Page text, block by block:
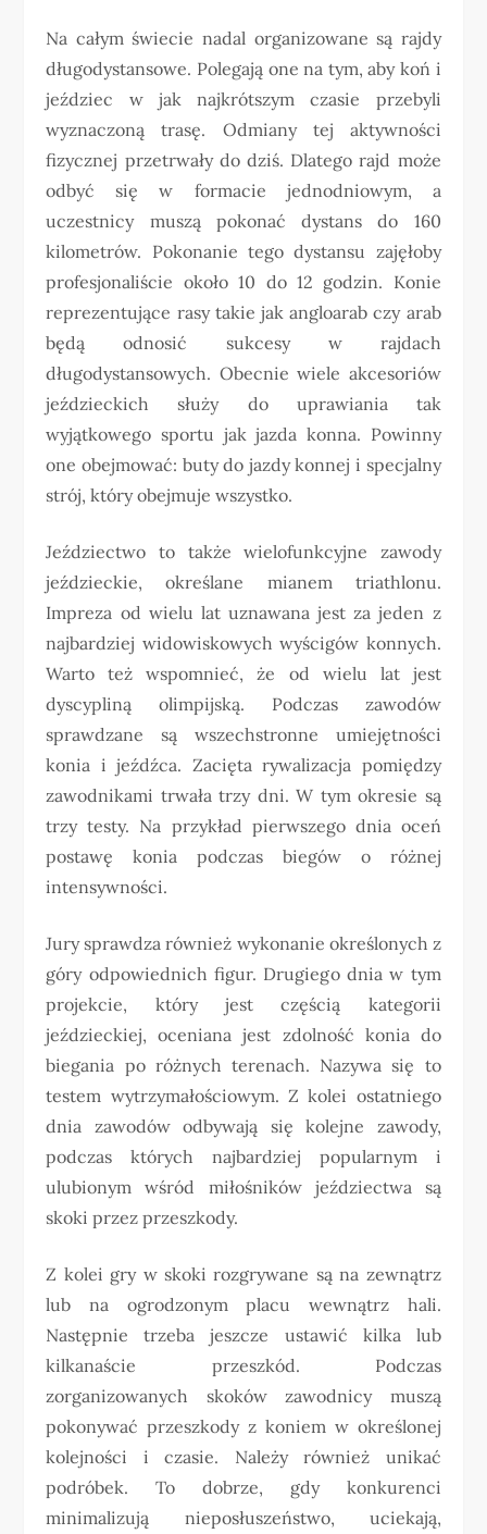
Na całym świecie nadal organizowane są rajdy
długodystansowe. Polegają one na tym, aby koń i
jeździec w jak najkrótszym czasie przebyli
wyznaczoną trasę. Odmiany tej aktywności
fizycznej przetrwały do ​​dziś. Dlatego rajd może
odbyć się w formacie jednodniowym, a
uczestnicy muszą pokonać dystans do 160
kilometrów. Pokonanie tego dystansu zajęłoby
profesjonaliście około 10 do 12 godzin. Konie
reprezentujące rasy takie jak angloarab czy arab
będą odnosić sukcesy w rajdach
długodystansowych. Obecnie wiele akcesoriów
jeździeckich służy do uprawiania tak
wyjątkowego sportu jak jazda konna. Powinny
one obejmować: buty do jazdy konnej i specjalny
strój, który obejmuje wszystko.
Jeździectwo to także wielofunkcyjne zawody
jeździeckie, określane mianem triathlonu.
Impreza od wielu lat uznawana jest za jeden z
najbardziej widowiskowych wyścigów konnych.
Warto też wspomnieć, że od wielu lat jest
dyscypliną olimpijską. Podczas zawodów
sprawdzane są wszechstronne umiejętności
konia i jeźdźca. Zacięta rywalizacja pomiędzy
zawodnikami trwała trzy dni. W tym okresie są
trzy testy. Na przykład pierwszego dnia oceń
postawę konia podczas biegów o różnej
intensywności.
Jury sprawdza również wykonanie określonych z
góry odpowiednich figur. Drugiego dnia w tym
projekcie, który jest częścią kategorii
jeździeckiej, oceniana jest zdolność konia do
biegania po różnych terenach. Nazywa się to
testem wytrzymałościowym. Z kolei ostatniego
dnia zawodów odbywają się kolejne zawody,
podczas których najbardziej popularnym i
ulubionym wśród miłośników jeździectwa są
skoki przez przeszkody.
Z kolei gry w skoki rozgrywane są na zewnątrz
lub na ogrodzonym placu wewnątrz hali.
Następnie trzeba jeszcze ustawić kilka lub
kilkanaście przeszkód. Podczas
zorganizowanych skoków zawodnicy muszą
pokonywać przeszkody z koniem w określonej
kolejności i czasie. Należy również unikać
podróbek. To dobrze, gdy konkurenci
minimalizują nieposłuszeństwo, uciekają,